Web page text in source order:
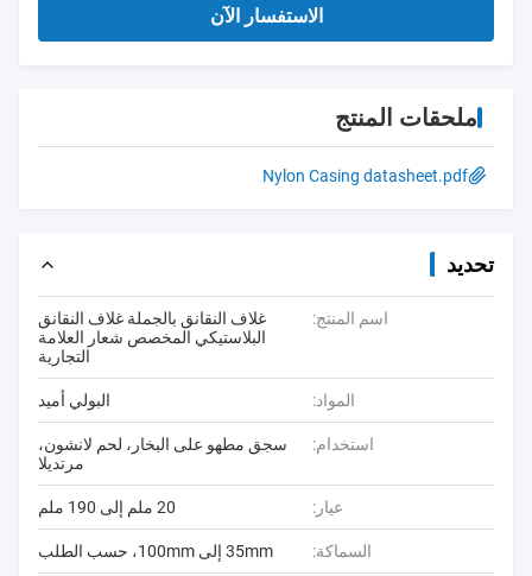
الاستفسار الآن
ملحقات المنتج
Nylon Casing datasheet.pdf
تحديد
اسم المنتج:
غلاف النقانق بالجملة غلاف النقانق
البلاستيكي المخصص شعار العلامة
التجارية
المواد: البولي أميد
استخدام:
سجق مطهو على البخار، لحم لانشون،
مرتديلا
عيار: 20 ملم إلى 190 ملم
السماكة: 35mm إلى 100mm، حسب الطلب